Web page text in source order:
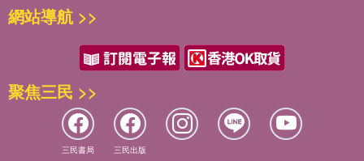
網站導航 >>
聚焦三民 >>
三民書局 三民出版